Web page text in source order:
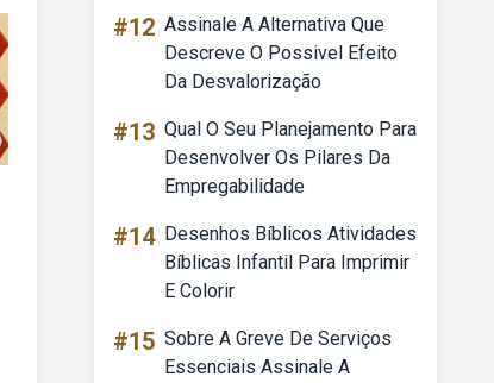
#12 Assinale A Alternativa Que
Descreve O Possivel Efeito
Da Desvalorização
#13 Qual O Seu Planejamento Para
Desenvolver Os Pilares Da
Empregabilidade
#14 Desenhos Bíblicos Atividades
Bíblicas Infantil Para Imprimir
E Colorir
#15 Sobre A Greve De Serviços
Essenciais Assinale A